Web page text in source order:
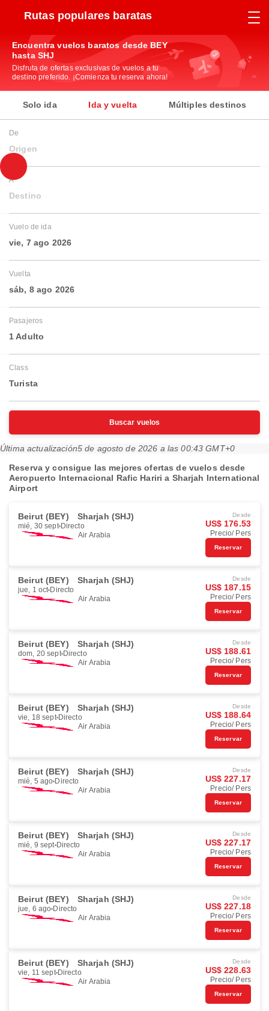
Rutas populares baratas
Encuentra vuelos baratos desde BEY
hasta SHJ
Disfruta de ofertas exclusivas de vuelos a tu
destino preferido. ¡Comienza tu reserva ahora!
Solo ida Ida y vuelta Múltiples destinos
De
Origen
A
Destino
Vuelo de ida
vie, 7 ago 2026
Vuelta
sáb, 8 ago 2026
Pasajeros
1 Adulto
Class
Turista
Buscar vuelos
Última actualización5 de agosto de 2026 a las 00:43 GMT+0
Reserva y consigue las mejores ofertas de vuelos desde
Aeropuerto Internacional Rafic Hariri a Sharjah International
Airport
Beirut (BEY) Sharjah (SHJ)
mié, 30 sept Directo
Air Arabia
Desde
US$ 176.53
Precio/ Pers
Reservar
Beirut (BEY) Sharjah (SHJ)
jue, 1 oct Directo
Air Arabia
Desde
US$ 187.15
Precio/ Pers
Reservar
Beirut (BEY) Sharjah (SHJ)
dom, 20 sept Directo
Air Arabia
Desde
US$ 188.61
Precio/ Pers
Reservar
Beirut (BEY) Sharjah (SHJ)
vie, 18 sept Directo
Air Arabia
Desde
US$ 188.64
Precio/ Pers
Reservar
Beirut (BEY) Sharjah (SHJ)
mié, 5 ago Directo
Air Arabia
Desde
US$ 227.17
Precio/ Pers
Reservar
Beirut (BEY) Sharjah (SHJ)
mié, 9 sept Directo
Air Arabia
Desde
US$ 227.17
Precio/ Pers
Reservar
Beirut (BEY) Sharjah (SHJ)
jue, 6 ago Directo
Air Arabia
Desde
US$ 227.18
Precio/ Pers
Reservar
Beirut (BEY) Sharjah (SHJ)
vie, 11 sept Directo
Air Arabia
Desde
US$ 228.63
Precio/ Pers
Reservar